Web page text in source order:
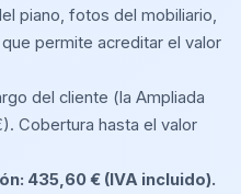
piano, fotos del mobiliario,
permite acreditar el valor
del cliente (la Ampliada
Cobertura hasta el valor
435,60 € (IVA incluido).